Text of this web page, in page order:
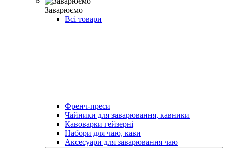
Заварюємо
Всі товари
Френч-преси
Чайники для заварювання, кавники
Кавоварки гейзерні
Набори для чаю, кави
Аксесуари для заварювання чаю